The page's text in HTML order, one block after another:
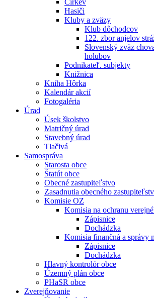
Cirkev
Hasiči
Kluby a zväzy
Klub dôchodcov
122. zbor anjelov
Slovenský zväz
holubov
Podnikateľ. subjekty
Knižnica
Kniha Hôrka
Kalendár akcií
Fotogaléria
Úrad
Úsek školstvo
Matričný úrad
Stavebný úrad
Tlačivá
Samospráva
Starosta obce
Štatút obce
Obecné zastupiteľstvo
Zasadnutia obecného
Komisie OZ
Komisia na ochranu
Zápisnice
Dochádzka
Komisia finančná a správy
Zápisnice
Dochádzka
Hlavný kontrolór obce
Územný plán obce
PHaSR obce
Zverejňovanie